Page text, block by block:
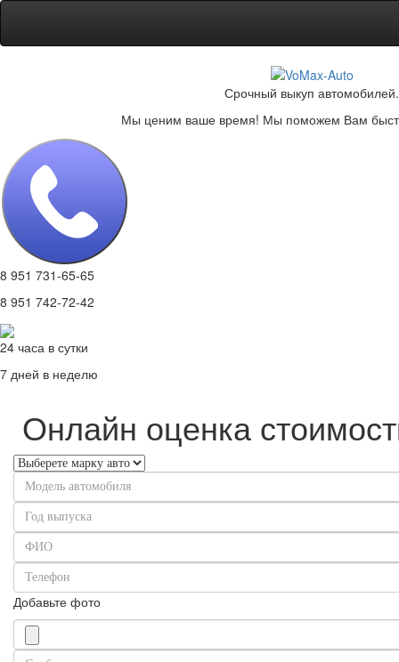
Срочный выкуп автомобилей.
Мы ценим ваше время! Мы поможем Вам
8 951 731-65-65
8 951 742-72-42
24 часа в сутки
7 дней в неделю
Онлайн оценка
Добавьте фото